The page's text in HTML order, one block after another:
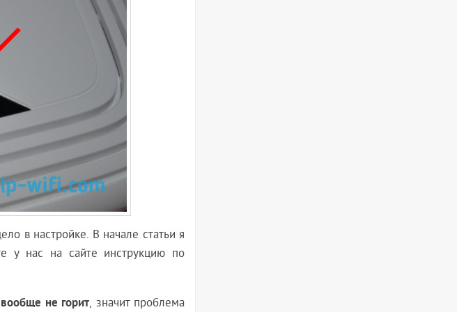
в настройке. В начале статьи я
у нас на сайте инструкцию по
не горит, значит проблема